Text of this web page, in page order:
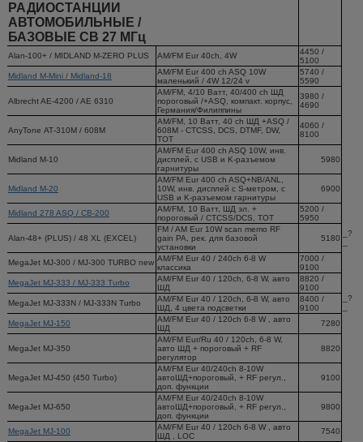
РАДИОСТАНЦИИ
АВТОМОБИЛЬНЫЕ /
БАЗОВЫЕ СВ 27 МГц
Alan-100+ / MIDLAND M-ZERO PLUS AM/FM Eur 40ch, 4W
4450 /
5100
Midland M-Mini / Midland-18
AM/FM Eur 400 ch ASQ 10W
маленький / 4W 12/24 v
5740 /
5590
Albrecht AE-4200 / AE 6310
АМ/FM, 4/10 Ватт, 40/400 ch ШД
пороговый /+ASQ, компакт. корпус,
Германия/Филиппины
3980 /
4690
AnyTone АТ-310М / 608M
АМ/FM, 10 Ватт, 40 ch ШД +ASQ /
608M - CTCSS, DCS, DTMF, DW,
TOT
4060 /
8100
Midland M-10
AM/FM Eur 400 ch ASQ 10W, инв.
дисплей, c USB и K-разъемом
гарнитуры
5980
Midland M-20
AM/FM Eur 400 ch ASQ+NB/ANL,
10W, инв. дисплей c S-метром, c
USB и K-разъемом гарнитуры
6900
Midland 278 ASQ / CB-200
АМ/FM, 10 Ватт, ШД эл. +
пороговый / CTCSS/DCS, TOT
5200 /
5950
Alan-48+ (PLUS) / 48 XL (EXCEL)
FM / AM Eur 10W scan memo RF
gain PA, рек. для базовой
установки
5180
_?
MegaJet MJ-300 / MJ-300 TURBO new AM/FM Eur 40 / 240ch 6-8 W
классика
7000 /
9100
MegaJet MJ-333 / MJ-333 Turbo
AM/FM Eur 40 / 120ch, 6-8 W, авто
ШД
8820 /
9100
MegaJet MJ-333N / MJ-333N Turbo
AM/FM Eur 40 / 120ch, 6-8 W, авто
ШД, 4 цвета подсветки
8400 /
9100
_?
MegaJet MJ-150
AM/FM Eur 40 / 120ch 6-8 W , авто
ШД
7280
MegaJet MJ-350
AM/FM Eur/Ru 40 / 120ch, 6-8 W,
авто ШД + пороговый + RF
регулятор
8820
MegaJet MJ-450 (450 Turbo)
AM/FM Eur 40/240ch 8-10W
автоШД+пороговый, + RF регул.,
доп. функции
9100
MegaJet MJ-650
AM/FM Eur 40/240ch 8-10W
автоШД+пороговый, + RF регул.,
доп. функции
9800
MegaJet MJ-100
AM/FM Eur 40 / 120ch 6-8 W , авто
ШД , LOC
7540